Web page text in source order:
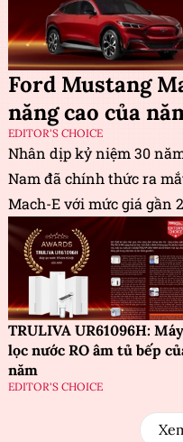
Ford Mustang
năng cao của
EDITOR'S CHOICE
Nhân dịp kỷ niệm 30
Nam đã chính thức ra
Mach-E với mức giá gần
TRULIVA UR61096H: Máy
lọc nước RO âm tủ bếp
năm
EDITOR'S CHOICE